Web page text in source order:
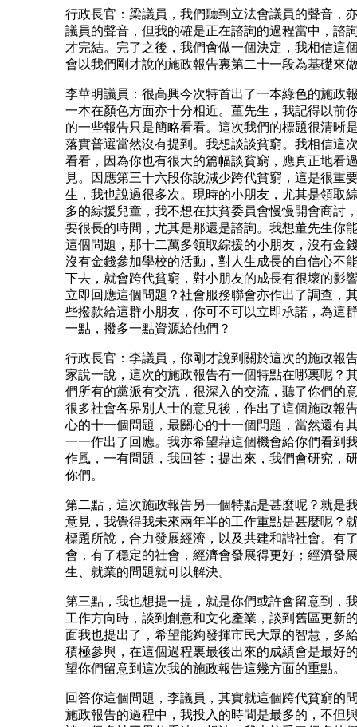
行政長官：梁議員，我們聽到立法會議員的聲音，
議員的聲音，但我的確是正在諮詢的過程當中，諮
才完結。完了之後，我們會做一個決定，我相信這
會以我們剛才說的施政報告裏第二十一段為基礎來
李華明議員：很高興今次特首出了一本綠色的施政
一本在顏色方面亦十分相近。董先生，我記得以前
的一些報告只是簡略看看。這次我們的標題很清晰
落實普選當然沒有提到。我想談談貧窮。我相信這
看看，因為你也有很大的篇幅談貧窮，應真正地看
見。因應第三十六段你說減少跨代貧窮，這是很重
生，我也說過很多次。現時的小朋友，尤其是領取
多的綜援兒童，我不想在扶貧委員會慢慢開會商討
要很長的時間，尤其是那還是諮詢。我想董先生你
這個問題，那十二萬多領取綜援的小朋友，沒有金
沒有金錢參加學校的活動，對人生成長的自信心不
下去，就會跨代貧窮，對小朋友的成長有很壞的影
立即回應這個問題？社會服務聯會亦作出了調查，
些撥款給這群小朋友，你可不可以立即承諾，為這
一點，撥多一點資源給他們？
行政長官：李議員，你剛才說到關於這次的施政報
家說一說，這次的施政報告有一個特點在哪裏呢？
們所有的黨派有交流，很深入的交流，聽了你們的
很多社會各界別人士的意見後，作出了這個施政報
心的十一個問題，最關心的十一個問題，當然還有
一一作出了回應。我亦希望藉這個機會給你們看到
作風，一有問題，我回答；提出來，我們會研究，
你們。
第二點，這次施政報告另一個特點是甚麼呢？就是
意見，我覺得我未來兩年半的工作重點是甚麼呢？
標題所說，合力發展經濟，以及共建和諧社會。有
會，有了穩定的社會，經濟會發展得更好；經濟發
生、就業的問題就可以解決。
第三點，我也想提一提，就是你們或許會留意到，
工作方向時，談到創意和文化產業，談到舊區更新
面我也提出了，希望能夠發揮市民大眾的智慧，多
積極參與，在這個過程裏最後出來的成績會是最好
望你們留意到這次我的施政報告這幾方面的重點。
回答你這個問題，李議員，其實就這個跨代貧窮的
施政報告的過程中，我投入的時間是最多的，不但